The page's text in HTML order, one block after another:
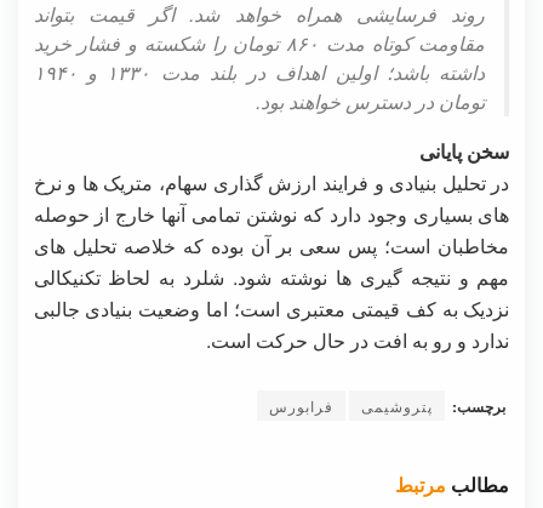
روند فرسایشی همراه خواهد شد. اگر قیمت بتواند
مقاومت کوتاه مدت ۸۶۰ تومان را شکسته و فشار خرید
داشته باشد؛ اولین اهداف در بلند مدت ۱۳۳۰ و ۱۹۴۰
تومان در دسترس خواهند بود.
سخن پایانی
در تحلیل بنیادی و فرایند ارزش گذاری سهام، متریک ها و نرخ
های بسیاری وجود دارد که نوشتن تمامی آنها خارج از حوصله
مخاطبان است؛ پس سعی بر آن بوده که خلاصه تحلیل های
مهم و نتیجه گیری ها نوشته شود. شلرد به لحاظ تکنیکالی
نزدیک به کف قیمتی معتبری است؛ اما وضعیت بنیادی جالبی
ندارد و رو به افت در حال حرکت است.
برچسب: پتروشیمی فرابورس
مطالب مرتبط